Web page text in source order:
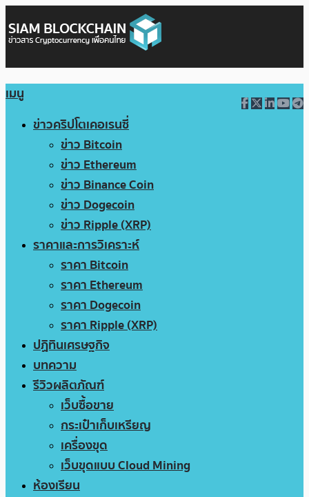
เมนู
ข่าวคริปโตเคอเรนซี่
ข่าว Bitcoin
ข่าว Ethereum
ข่าว Binance Coin
ข่าว Dogecoin
ข่าว Ripple (XRP)
ราคาและการวิเคราะห์
ราคา Bitcoin
ราคา Ethereum
ราคา Dogecoin
ราคา Ripple (XRP)
ปฏิทินเศรษฐกิจ
บทความ
รีวิวผลิตภัณฑ์
เว็บซื้อขาย
กระเป๋าเก็บเหรียญ
เครื่องขุด
เว็บขุดแบบ Cloud Mining
ห้องเรียน